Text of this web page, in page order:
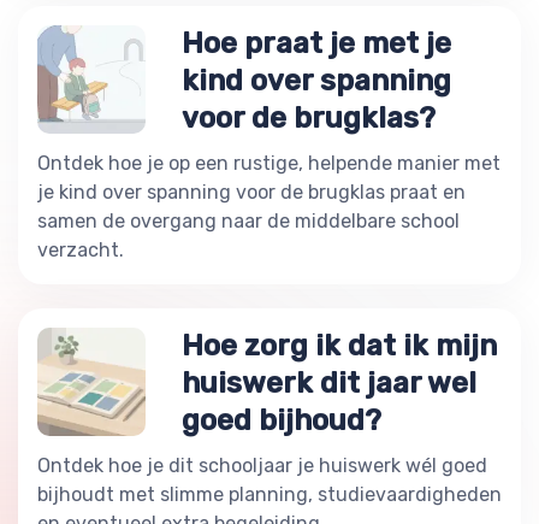
Hoe praat je met je
kind over spanning
voor de brugklas?
Ontdek hoe je op een rustige, helpende manier met
je kind over spanning voor de brugklas praat en
samen de overgang naar de middelbare school
verzacht.
Hoe zorg ik dat ik mijn
huiswerk dit jaar wel
goed bijhoud?
Ontdek hoe je dit schooljaar je huiswerk wél goed
bijhoudt met slimme planning, studievaardigheden